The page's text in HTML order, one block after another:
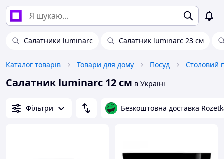
Салатники luminarc Салатник luminarc 23 см
Каталог товарів Товари для дому Посуд Столовий
Салатник luminarc 12 см в Україні
Фільтри Безкоштовна доставка